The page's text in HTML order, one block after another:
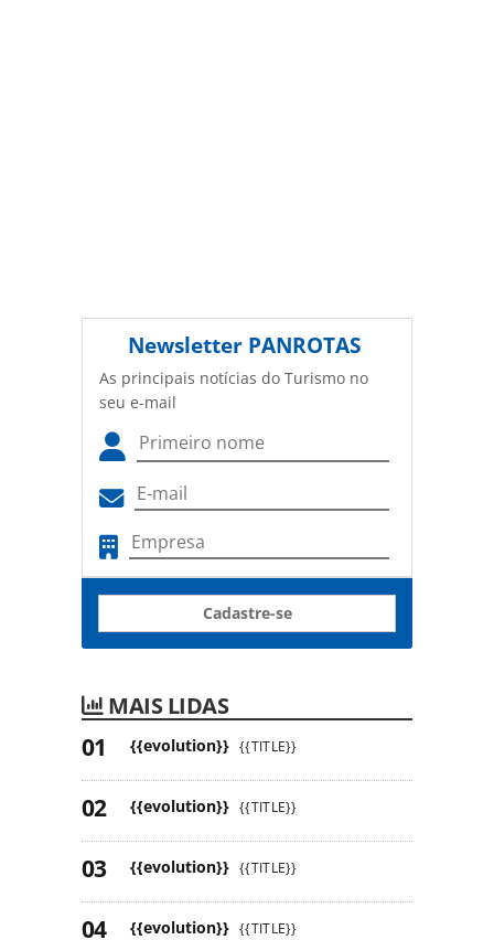
Newsletter PANROTAS
As principais notícias do Turismo no
seu e-mail
Cadastre-se
MAIS LIDAS
{{evolution}} {{TITLE}}
{{evolution}} {{TITLE}}
{{evolution}} {{TITLE}}
{{evolution}} {{TITLE}}